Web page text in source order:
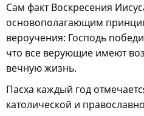
Сам факт Воскресения
основополагающим
вероучения: Господь
что все верующие имеют
вечную жизнь.
Пасха каждый год
католической и